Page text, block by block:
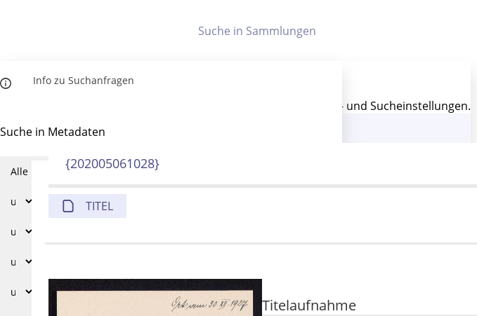
Letzte Trefferliste
Die letzte Trefferliste besteht aus Ihrer letzten Suche, samt Filter- und Sucheinstellungen.
Anzeigen
Zuletzt gesucht
Noch keine Suchworte
Info zu Suchanfragen
Suche in Metadaten
Titelindex
{202005061028}
TITEL
Titelaufnahme